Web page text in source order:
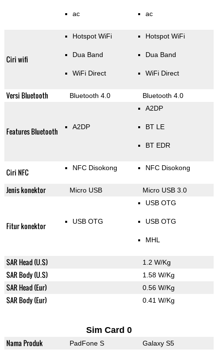
ac ac
Ciri wifi
Hotspot WiFi
Dua Band
WiFi Direct
Hotspot WiFi
Dua Band
WiFi Direct
Versi Bluetooth Bluetooth 4.0 Bluetooth 4.0
Features Bluetooth A2DP
A2DP
BT LE
BT EDR
Ciri NFC NFC Disokong NFC Disokong
Jenis konektor Micro USB Micro USB 3.0
Fitur konektor USB OTG
USB OTG
USB OTG
MHL
SAR Head (U.S) 1.2 W/Kg
SAR Body (U.S) 1.58 W/Kg
SAR Head (Eur) 0.56 W/Kg
SAR Body (Eur) 0.41 W/Kg
Sim Card 0
Nama Produk PadFone S Galaxy S5